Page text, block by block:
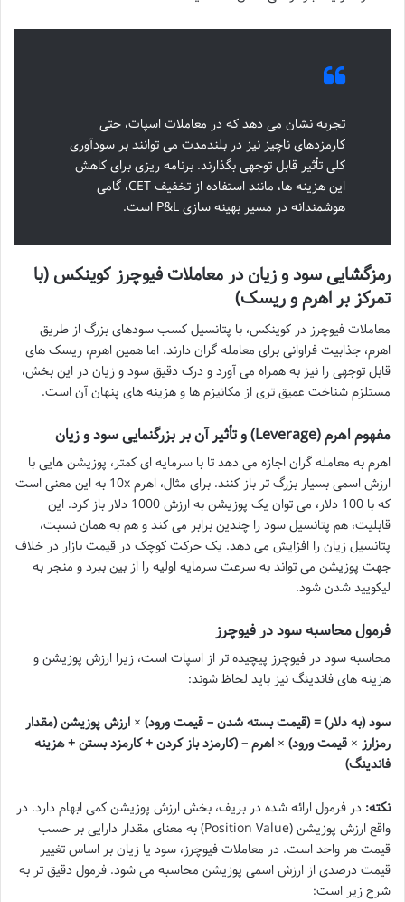
تجربه نشان می دهد که در معاملات اسپات، حتی
کارمزدهای ناچیز نیز در بلندمدت می توانند بر سودآوری
کلی تأثیر قابل توجهی بگذارند. برنامه ریزی برای کاهش
این هزینه ها، مانند استفاده از تخفیف CET، گامی
هوشمندانه در مسیر بهینه سازی P&L است.
رمزگشایی سود و زیان در معاملات فیوچرز کوینکس (با
تمرکز بر اهرم و ریسک)
معاملات فیوچرز در کوینکس، با پتانسیل کسب سودهای بزرگ از طریق
اهرم، جذابیت فراوانی برای معامله گران دارند. اما همین اهرم، ریسک های
قابل توجهی را نیز به همراه می آورد و درک دقیق سود و زیان در این بخش،
مستلزم شناخت عمیق تری از مکانیزم ها و هزینه های پنهان آن است.
مفهوم اهرم (Leverage) و تأثیر آن بر بزرگنمایی سود و زیان
اهرم به معامله گران اجازه می دهد تا با سرمایه ای کمتر، پوزیشن هایی با
ارزش اسمی بسیار بزرگ تر باز کنند. برای مثال، اهرم 10x به این معنی است
که با 100 دلار، می توان یک پوزیشن به ارزش 1000 دلار باز کرد. این
قابلیت، هم پتانسیل سود را چندین برابر می کند و هم به همان نسبت،
پتانسیل زیان را افزایش می دهد. یک حرکت کوچک در قیمت بازار در خلاف
جهت پوزیشن می تواند به سرعت سرمایه اولیه را از بین ببرد و منجر به
لیکویید شدن شود.
فرمول محاسبه سود در فیوچرز
محاسبه سود در فیوچرز پیچیده تر از اسپات است، زیرا ارزش پوزیشن و
هزینه های فاندینگ نیز باید لحاظ شوند:
سود (به دلار) = (قیمت بسته شدن – قیمت ورود) × ارزش پوزیشن (مقدار
رمزارز × قیمت ورود) × اهرم – (کارمزد باز کردن + کارمزد بستن + هزینه
فاندینگ)
نکته: در فرمول ارائه شده در بریف، بخش ارزش پوزیشن کمی ابهام دارد. در
واقع ارزش پوزیشن (Position Value) به معنای مقدار دارایی بر حسب
قیمت هر واحد است. در معاملات فیوچرز، سود یا زیان بر اساس تغییر
قیمت درصدی از ارزش اسمی پوزیشن محاسبه می شود. فرمول دقیق تر به
شرح زیر است: